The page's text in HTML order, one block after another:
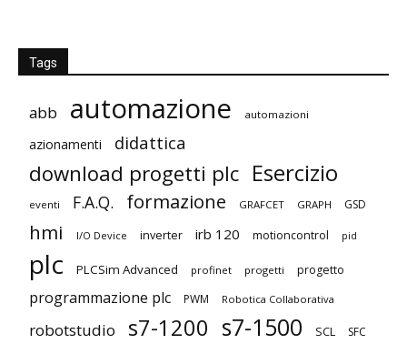
Tags
abb automazione automazioni
azionamenti didattica
download progetti plc Esercizio
eventi F.A.Q. formazione GRAFCET GRAPH GSD
hmi I/O Device inverter irb 120 motioncontrol pid
plc PLCSim Advanced profinet progetti progetto
programmazione plc PWM Robotica Collaborativa
robotstudio s7-1200 s7-1500 SCL SFC